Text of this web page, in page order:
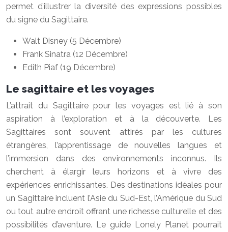
permet d’illustrer la diversité des expressions possibles
du signe du Sagittaire.
Walt Disney (5 Décembre)
Frank Sinatra (12 Décembre)
Edith Piaf (19 Décembre)
Le sagittaire et les voyages
L’attrait du Sagittaire pour les voyages est lié à son
aspiration à l’exploration et à la découverte. Les
Sagittaires sont souvent attirés par les cultures
étrangères, l’apprentissage de nouvelles langues et
l’immersion dans des environnements inconnus. Ils
cherchent à élargir leurs horizons et à vivre des
expériences enrichissantes. Des destinations idéales pour
un Sagittaire incluent l’Asie du Sud-Est, l’Amérique du Sud
ou tout autre endroit offrant une richesse culturelle et des
possibilités d’aventure. Le guide Lonely Planet pourrait